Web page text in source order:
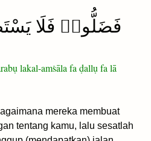
فَضَلُّوا۟ فَلَا
lakal-amṡāla fa ḍallụ fa lā
mereka membuat
tentang kamu, lalu sesatlah